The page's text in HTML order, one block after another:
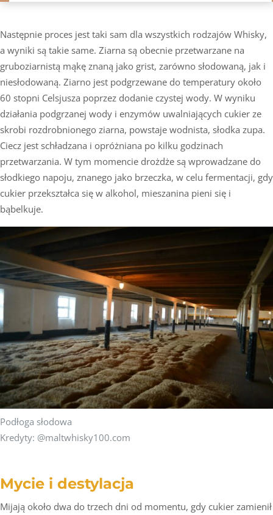
Następnie proces jest taki sam dla wszystkich rodzajów Whisky,
a wyniki są takie same. Ziarna są obecnie przetwarzane na
gruboziarnistą mąkę znaną jako grist, zarówno słodowaną, jak i
niesłodowaną. Ziarno jest podgrzewane do temperatury około
60 stopni Celsjusza poprzez dodanie czystej wody. W wyniku
działania podgrzanej wody i enzymów uwalniających cukier ze
skrobi rozdrobnionego ziarna, powstaje wodnista, słodka zupa.
Ciecz jest schładzana i opróżniana po kilku godzinach
przetwarzania. W tym momencie drożdże są wprowadzane do
słodkiego napoju, znanego jako brzeczka, w celu fermentacji, gdy
cukier przekształca się w alkohol, mieszanina pieni się i
bąbelkuje.
Podłoga słodowa
Kredyty: @maltwhisky100.com
Mycie i destylacja
Mijają około dwa do trzech dni od momentu, gdy cukier zamienił